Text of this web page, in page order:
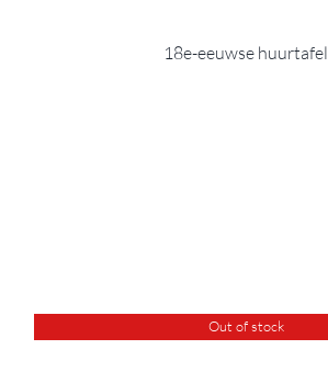
18e-eeuwse huurtafel
Out of stock